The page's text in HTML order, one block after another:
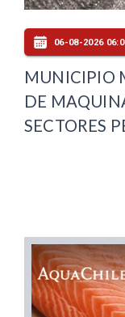
06-08-2026
MUNICIPIO
DE
SECTORES